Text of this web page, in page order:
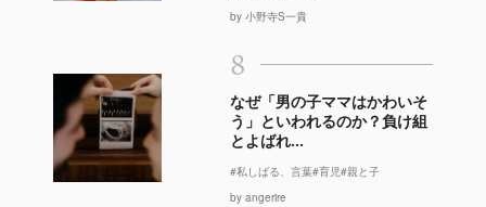
by 小野寺S一貴
8
なぜ「男の子ママはかわいそ
う」といわれるのか？負け組
とよばれ...
#私しばる、言葉#育児#親と子
by angerire